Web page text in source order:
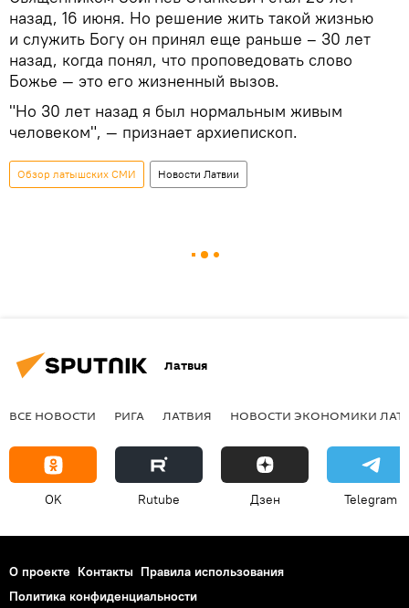
назад, 16 июня. Но решение жить такой жизнью
и служить Богу он принял еще раньше – 30 лет
назад, когда понял, что проповедовать слово
Божье — это его жизненный вызов.
"Но 30 лет назад я был нормальным живым
человеком", — признает архиепископ.
Обзор латышских СМИ Новости Латвии
Латвия
ВСЕ НОВОСТИ РИГА ЛАТВИЯ НОВОСТИ ЭКОНОМИКИ
OK Rutube Дзен Telegram
О проекте Контакты Правила использования
Политика конфиденциальности